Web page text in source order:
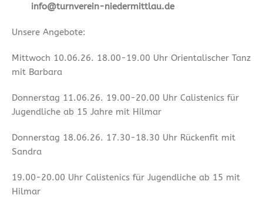
info@turnverein-niedermittlau.de
Unsere Angebote:
Mittwoch 10.06.26. 18.00-19.00 Uhr Orientalischer Tanz
mit Barbara
Donnerstag 11.06.26. 19.00-20.00 Uhr Calistenics für
Jugendliche ab 15 Jahre mit Hilmar
Donnerstag 18.06.26. 17.30-18.30 Uhr Rückenfit mit
Sandra
19.00-20.00 Uhr Calistenics für Jugendliche ab 15 mit
Hilmar